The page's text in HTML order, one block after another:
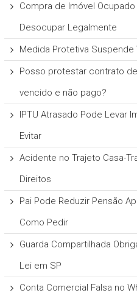
Compra de Imóvel
Desocupar Legalmente
Medida Protetiva
Posso protestar contrato
vencido e não pago?
IPTU Atrasado Pode Levar
Evitar
Acidente no Trajeto Casa-
Direitos
Pai Pode Reduzir Pensão
Como Pedir
Guarda Compartilhada
Lei em SP
Conta Comercial Falsa no